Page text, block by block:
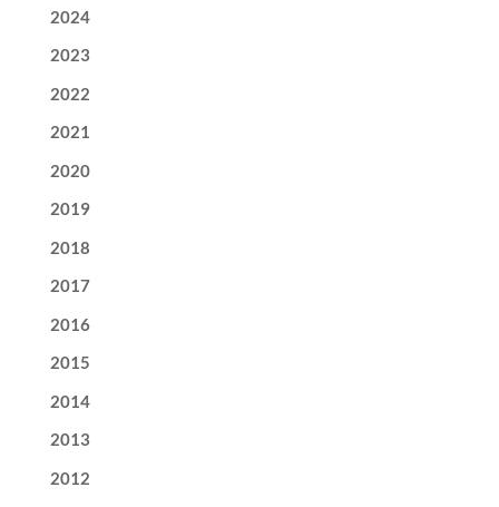
2024
2023
2022
2021
2020
2019
2018
2017
2016
2015
2014
2013
2012